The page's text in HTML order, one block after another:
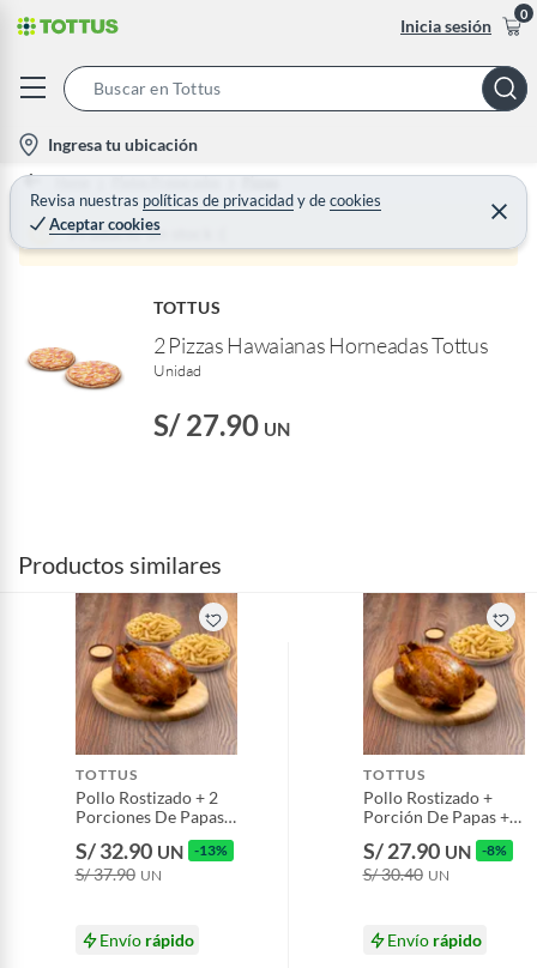
Inicia sesión
0
h
o
t
Ingresa tu ubicación
Revisa nuestras políticas de privacidadydecookies
Aceptar cookies
C
e
r
Home Platos Preparados Pizzas
Producto sin stock :(
TOTTUS
2 Pizzas Hawaianas Horneadas Tottus
Unidad
S/ 27.90 UN
Productos similares
TOTTUS
Pollo Rostizado + 2
Porciones De Papas +
S/ 32.90 UN -13%
S/ 37.90 UN
Envío rápido
TOTTUS
Pollo Rostizado +
Porción De Papas +
S/ 27.90 UN -8%
S/ 30.40 UN
Envío rápido